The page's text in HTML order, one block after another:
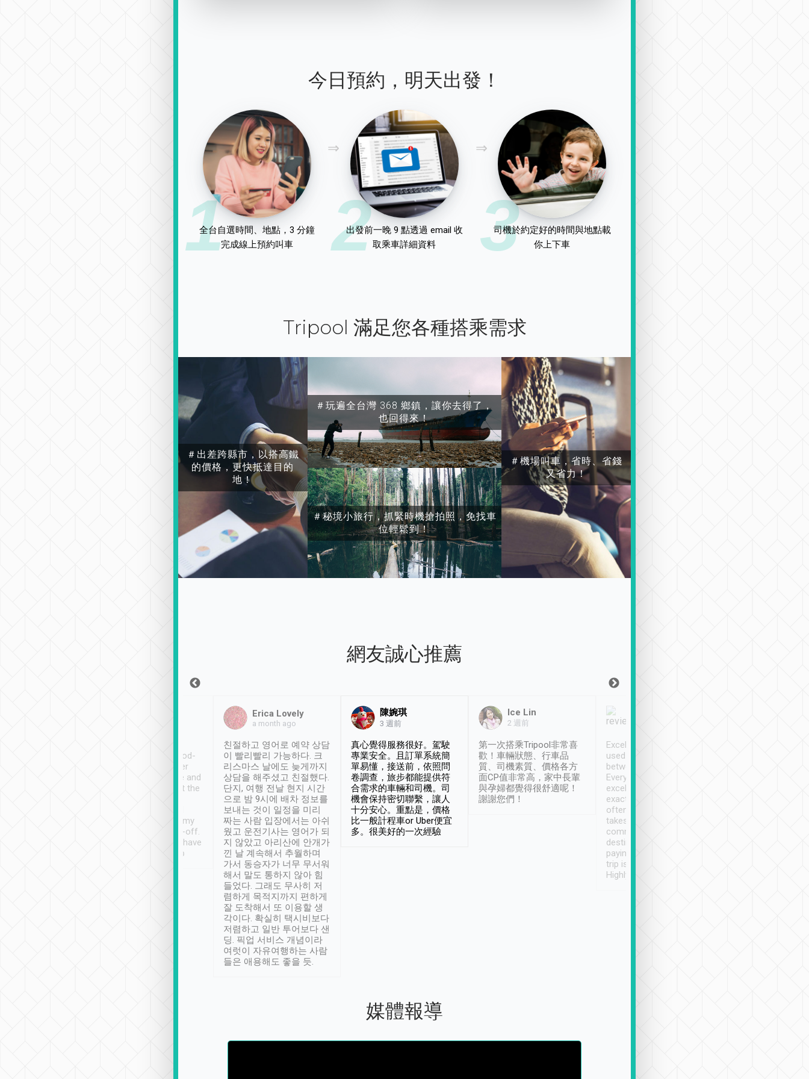
今日預約，明天出發！
1
全台自選時間、地點，3 分鐘
完成線上預約叫車
2
出發前一晚 9 點透過 email 收
取乘車詳細資料
3
司機於約定好的時間與地點載
你上下車
Tripool 滿足您各種搭乘需求
＃出差跨縣市，以搭高鐵
的價格，更快抵達目的
地！
＃玩遍全台灣 368 鄉鎮，讓你去得了，
也回得來！
＃秘境小旅行，抓緊時機搶拍照，免找車
位輕鬆到！
＃機場叫車，省時、省錢
又省力！
網友誠心推薦
service, vehicles in good-
condition and the driver
service was awesome and
thoughtful. Driver went the
have safely arrived at my
destination after drop-off.
Definitely something I have
not seen elsewhere 👍
Erica Lovely
a month ago
친절하고 영어로 예약 상담
이 빨리빨리 가능하다. 크
리스마스 날에도 늦게까지
상담을 해주셨고 친절했다.
단지, 여행 전날 현지 시간
으로 밤 9시에 배차 정보를
보내는 것이 일정을 미리
짜는 사람 입장에서는 아쉬
웠고 운전기사는 영어가 되
지 않았고 아리산에 안개가
낀 날 계속해서 추월하며
가서 동승자가 너무 무서워
해서 말도 통하지 않아 힘
들었다. 그래도 무사히 저
렴하게 목적지까지 편하게
잘 도착해서 또 이용할 생
각이다. 확실히 택시비보다
저렴하고 일반 투어보다 샌
딩. 픽업 서비스 개념이라
여럿이 자유여행하는 사람
들은 애용해도 좋을 듯.
陳婉琪
3 週前
真心覺得服務很好。駕駛
專業安全。且訂單系統簡
單易懂，接送前，依照問
卷調查，旅步都能提供符
合需求的車輛和司機。司
機會保持密切聯繫，讓人
十分安心。重點是，價格
比一般計程車or Uber便宜
多。很美好的一次經驗
Ice Lin
2 週前
第一次搭乘Tripool非常喜
歡！車輛狀態、行車品
質、司機素質、價格各方
面CP值非常高，家中長輩
與孕婦都覺得很舒適呢！
謝謝您們！
Excellent service. We have
used Tripool to travel
between cities in Taiwan.
Every driver has been
excellent and arrives
exactly on time. As there is
often limited English it
takes the difficulty out of
communicating the
destination details and
paying online prior to the
trip is very convenient.
Highly recommended
媒體報導